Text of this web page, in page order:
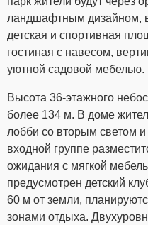
ландшафтным дизайном,
детская и спортивная
гостиная с навесом,
уютной садовой мебелью.
Высота 36-этажного
более 134 м. В доме
лобби со вторым светом и
входной группе
ожидания с мягкой
предусмотрен детский
60 м от земли,
зонами отдыха.